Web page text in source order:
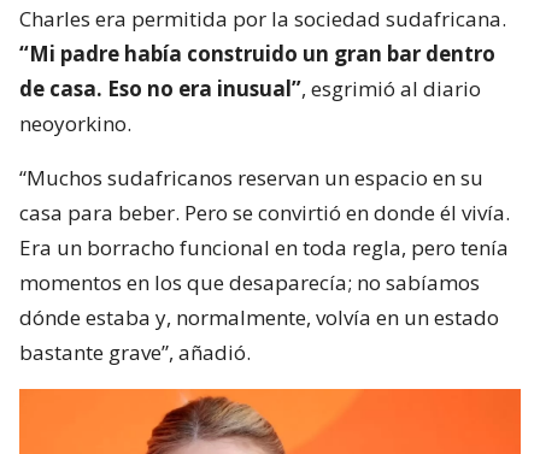
Charles era permitida por la sociedad sudafricana.
“Mi padre había construido un gran bar dentro
de casa. Eso no era inusual”, esgrimió al diario
neoyorkino.
“Muchos sudafricanos reservan un espacio en su
casa para beber. Pero se convirtió en donde él vivía.
Era un borracho funcional en toda regla, pero tenía
momentos en los que desaparecía; no sabíamos
dónde estaba y, normalmente, volvía en un estado
bastante grave”, añadió.